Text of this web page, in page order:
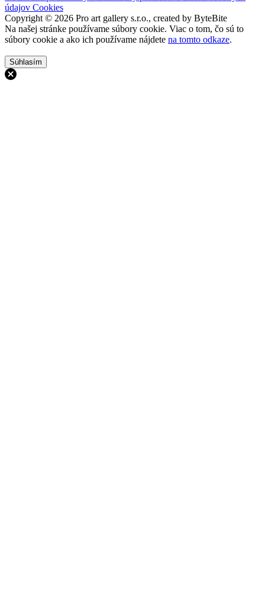
údajov Cookies
Copyright © 2026 Pro art gallery s.r.o., created by ByteBite
Na našej stránke používame súbory cookie. Viac o tom, čo sú to
súbory cookie a ako ich používame nájdete na tomto odkaze.
Súhlasím